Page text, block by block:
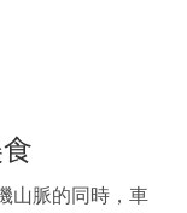
山脈的同時，車